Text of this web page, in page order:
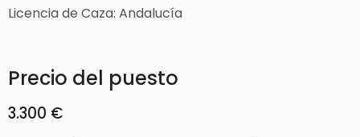
Licencia de Caza: Andalucía
Precio del puesto
3.300 €